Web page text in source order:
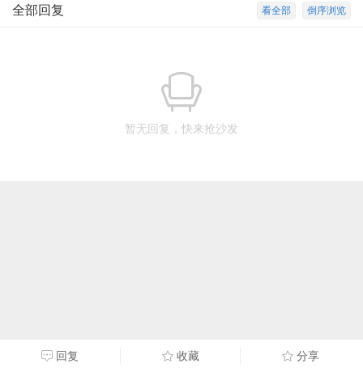
倒序浏览
看全部
全部回复
暂无回复，快来抢沙发
回复 收藏 分享